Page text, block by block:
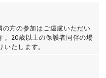
の方の参加はご遠慮いただい
。20歳以上の保護者同伴の場
いたします。